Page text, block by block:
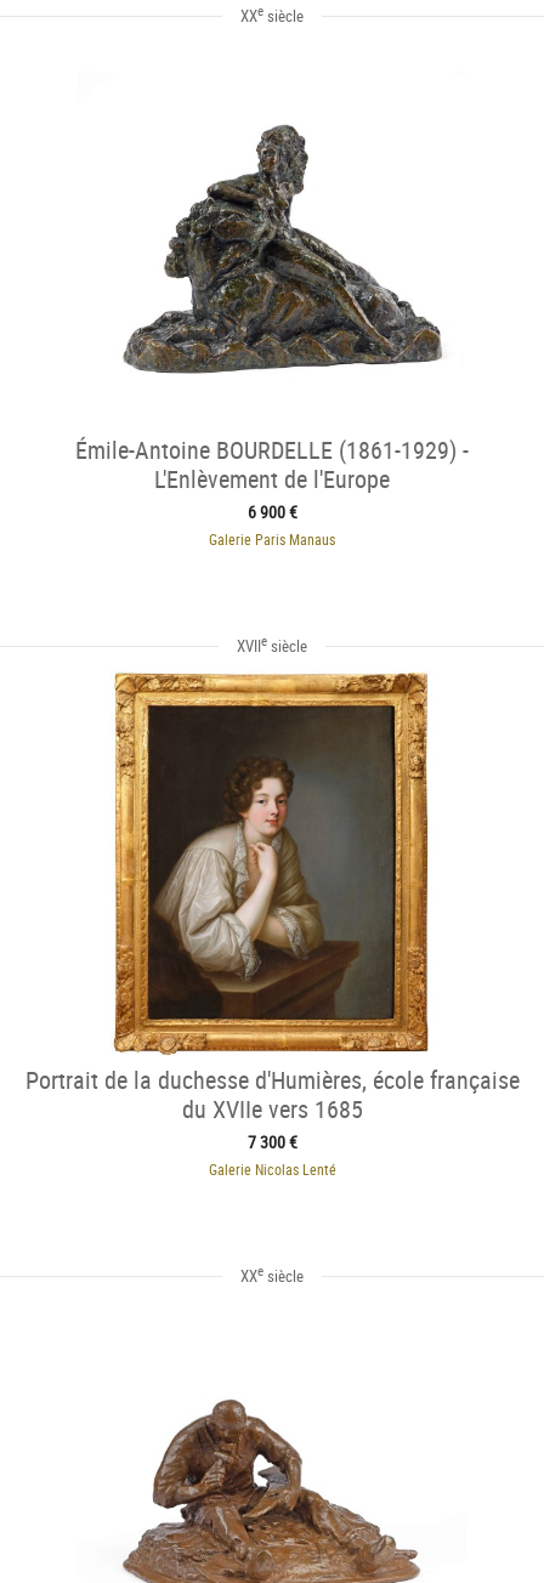
XXe siècle
Émile-Antoine BOURDELLE (1861-1929) -
L'Enlèvement de l'Europe
6 900 €
Galerie Paris Manaus
XVIIe siècle
Portrait de la duchesse d'Humières, école française
du XVIIe vers 1685
7 300 €
Galerie Nicolas Lenté
XXe siècle